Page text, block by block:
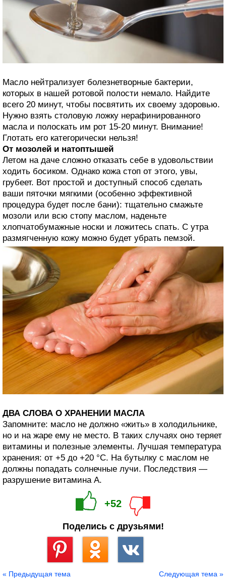
Масло нейтрализует болезнетворные бактерии,
которых в нашей ротовой полости немало. Найдите
всего 20 минут, чтобы посвятить их своему здоровью.
Нужно взять столовую ложку нерафинированного
масла и полоскать им рот 15-20 минут. Внимание!
Глотать его категорически нельзя!
От мозолей и натоптышей
Летом на даче сложно отказать себе в удовольствии
ходить босиком. Однако кожа стоп от этого, увы,
грубеет. Вот простой и доступный способ сделать
ваши пяточки мягкими (особенно эффективной
процедура будет после бани): тщательно смажьте
мозоли или всю стопу маслом, наденьте
хлопчатобумажные носки и ложитесь спать. С утра
размягченную кожу можно будет убрать пемзой.
ДВА СЛОВА О ХРАНЕНИИ МАСЛА
Запомните: масло не должно «жить» в холодильнике,
но и на жаре ему не место. В таких случаях оно теряет
витамины и полезные элементы. Лучшая температура
хранения: от +5 до +20 °С. На бутылку с маслом не
должны попадать солнечные лучи. Последствия —
разрушение витамина А.
+52
Поделись с друзьями!
« Предыдущая тема Следующая тема »